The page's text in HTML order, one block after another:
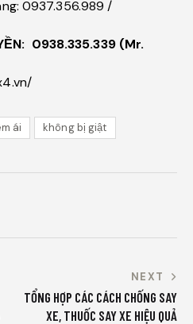
0937.356.989 /
0938.335.339 (Mr.
ái không bị giật
NEXT
TỔNG HỢP CÁC CÁCH CHỐNG SAY
XE, THUỐC SAY XE HIỆU QUẢ